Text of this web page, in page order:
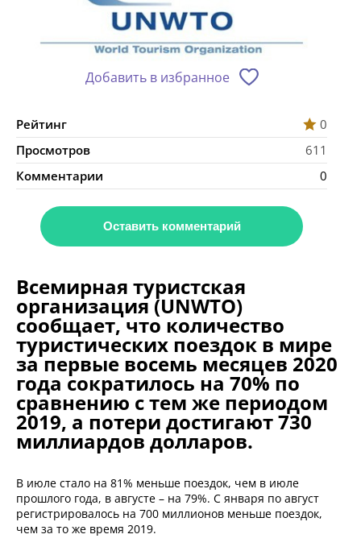
Добавить в избранное
Рейтинг
0
Просмотров
611
Комментарии
0
Оставить комментарий
Всемирная туристская
организация (UNWTO)
сообщает, что количество
туристических поездок в мире
за первые восемь месяцев 2020
года сократилось на 70% по
сравнению с тем же периодом
2019, а потери достигают 730
миллиардов долларов.
В июле стало на 81% меньше поездок, чем в июле
прошлого года, в августе – на 79%. С января по август
регистрировалось на 700 миллионов меньше поездок,
чем за то же время 2019.